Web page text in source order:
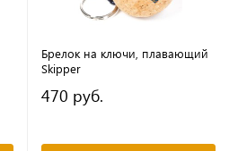
Брелок на ключи, плавающий
Skipper
470 руб.